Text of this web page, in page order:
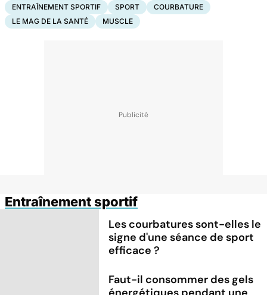
ENTRAÎNEMENT SPORTIF SPORT
COURBATURE
LE MAG DE LA SANTÉ
MUSCLE
Entraînement sportif
Les courbatures sont-elles le
signe d'une séance de sport
efficace ?
Faut-il consommer des gels